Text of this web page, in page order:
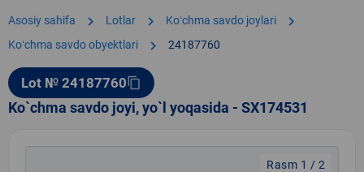
Asosiy sahifa chevron_right Lotlar chevron_right Koʻchma savdo joylari chevron_right
Koʻchma savdo obyektlari chevron_right 24187760
Lot № 24187760content_copy
Ko`chma savdo joyi, yo`l yoqasida - SX174531
Rasm 1 / 2